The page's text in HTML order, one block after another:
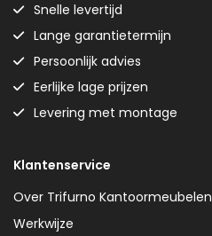
Snelle levertijd
Lange garantietermijn
Persoonlijk advies
Eerlijke lage prijzen
Levering met montage
Klantenservice
Over Trifurno Kantoormeubelen
Werkwijze